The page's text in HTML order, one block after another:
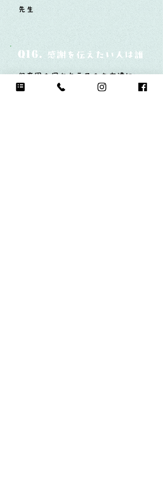
先生
Q16. 感謝を伝えたい人は誰？
保育園の同じクラスのお友達にい
つも一緒に遊んでくれてありがと